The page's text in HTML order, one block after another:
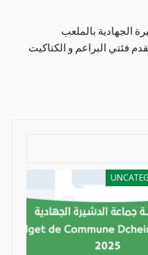
الجهادية بالملعب
فئتي البراعم و الكتاكيت